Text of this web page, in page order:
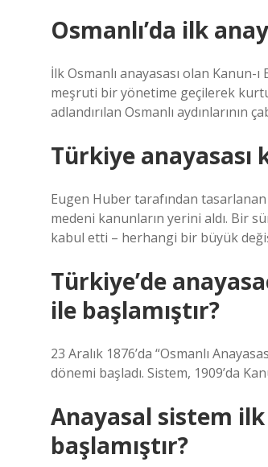
Osmanlı’da ilk
İlk Osmanlı anayasası olan
meşruti bir yönetime geçilerek
adlandırılan Osmanlı aydınlarının
Türkiye anayasası
Eugen Huber tarafından
medeni kanunların yerini aldı. Bir
kabul etti – herhangi bir büyük
Türkiye’de
ile başlamıştır?
23 Aralık 1876’da “Osmanlı
dönemi başladı. Sistem, 1909’da
Anayasal sistem
başlamıştır?